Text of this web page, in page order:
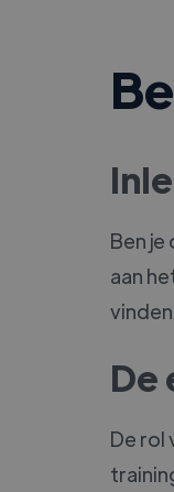
Ben
aan
De
De rol